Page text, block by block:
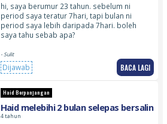
hi, saya berumur 23 tahun. sebelum ni
period saya teratur 7hari, tapi bulan ni
period saya lebih daripada 7hari. boleh
saya tahu sebab apa?
- Sulit
Dijawab BACA LAGI
Haid Berpanjangan
Haid melebihi 2 bulan selepas bersalin
4 tahun